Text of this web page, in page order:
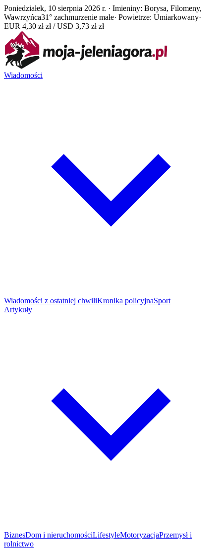
Poniedziałek, 10 sierpnia 2026 r. · Imieniny: Borysa, Filomeny,
Wawrzyńca31° zachmurzenie małe· Powietrze: Umiarkowany·
EUR 4,30 zł zł / USD 3,73 zł zł
Wiadomości
Wiadomości z ostatniej chwiliKronika policyjnaSport
Artykuły
BiznesDom i nieruchomościLifestyleMotoryzacjaPrzemysł i
rolnictwo